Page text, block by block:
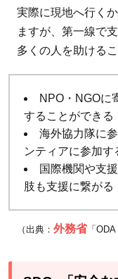
実際に現地へ行く
ますが、第一線で
多くの人を助ける
NPO・NGOに
することができる
海外協力隊に
ンティアに参加す
国際機関や支
肢も支援に繋がる
（出典： 外務省「ODA